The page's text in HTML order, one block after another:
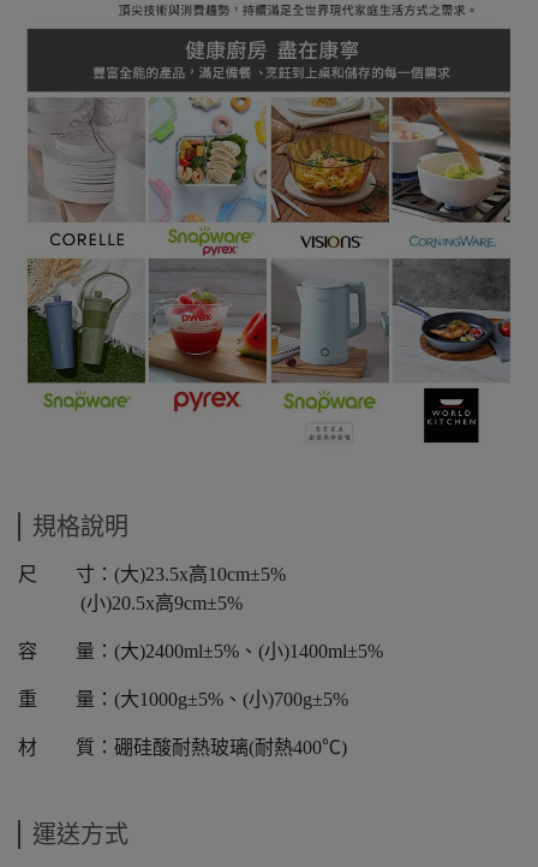
規格說明
尺 寸：(大)23.5x高10cm±5%
(小)20.5x高9cm±5%
容 量：(大)2400ml±5%、(小)1400ml±5%
重 量：(大1000g±5%、(小)700g±5%
材 質：硼硅酸耐熱玻璃(耐熱400℃)
運送方式